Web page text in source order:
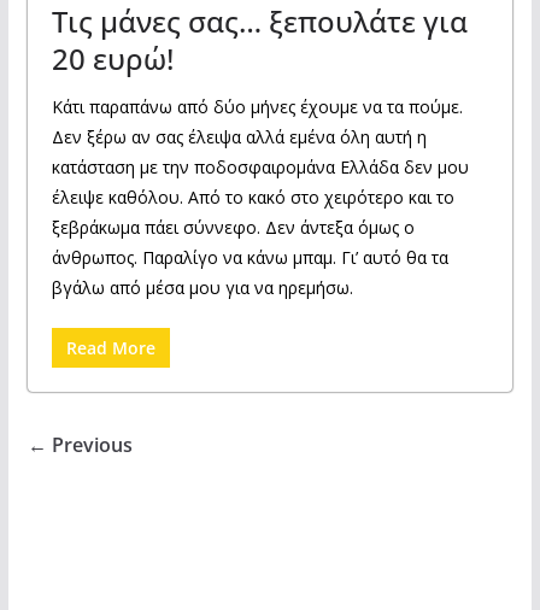
Τις μάνες σας… ξεπουλάτε για
20 ευρώ!
Κάτι παραπάνω από δύο μήνες έχουμε να τα πούμε.
Δεν ξέρω αν σας έλειψα αλλά εμένα όλη αυτή η
κατάσταση με την ποδοσφαιρομάνα Ελλάδα δεν μου
έλειψε καθόλου. Από το κακό στο χειρότερο και το
ξεβράκωμα πάει σύννεφο. Δεν άντεξα όμως ο
άνθρωπος. Παραλίγο να κάνω μπαμ. Γι’ αυτό θα τα
βγάλω από μέσα μου για να ηρεμήσω.
Read More
← Previous